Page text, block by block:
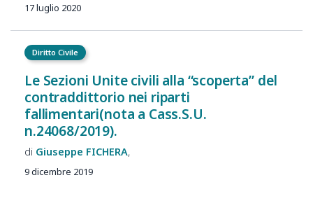
17 luglio 2020
Diritto Civile
Le Sezioni Unite civili alla “scoperta” del
contraddittorio nei riparti
fallimentari(nota a Cass.S.U.
n.24068/2019).
Giuseppe FICHERA
9 dicembre 2019